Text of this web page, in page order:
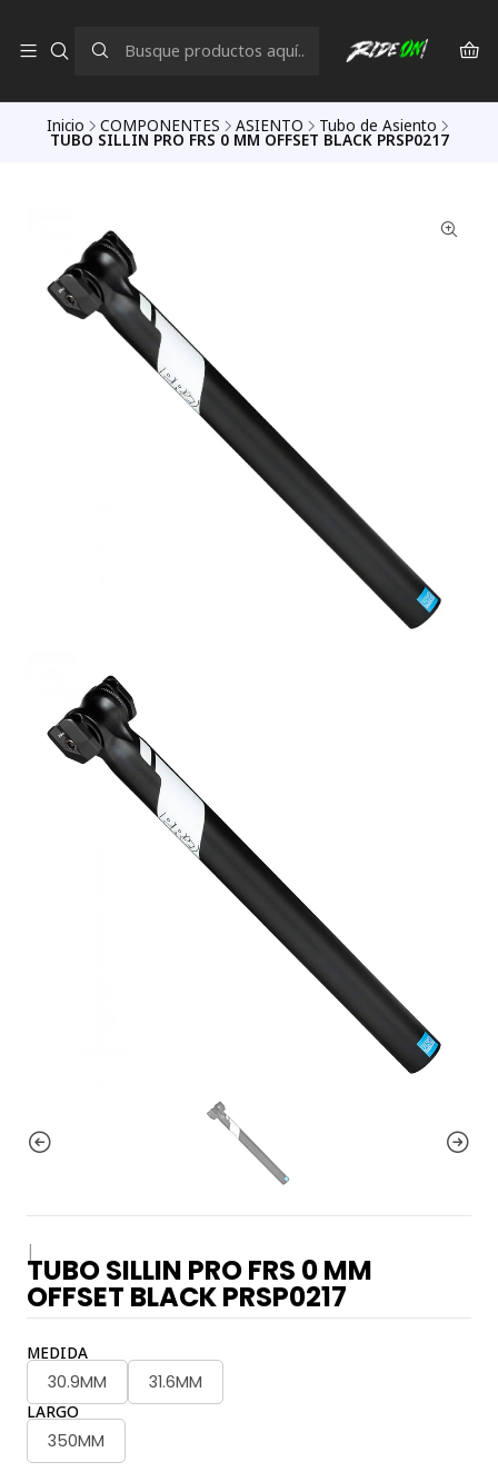
Inicio COMPONENTES ASIENTO Tubo de Asiento
TUBO SILLIN PRO FRS 0 MM OFFSET BLACK PRSP0217
|
TUBO SILLIN PRO FRS 0 MM
OFFSET BLACK PRSP0217
MEDIDA
30.9MM 31.6MM
LARGO
350MM